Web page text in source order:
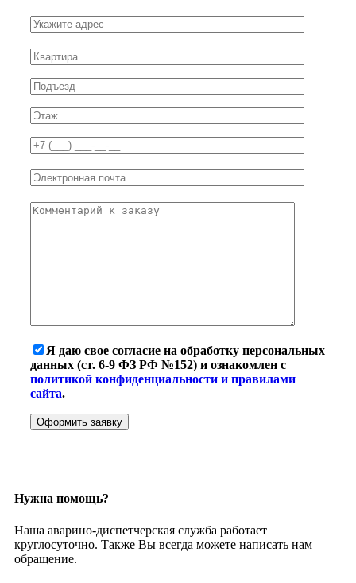
Я даю свое согласие на обработку персональных
данных (ст. 6-9 ФЗ РФ №152) и ознакомлен с
политикой конфиденциальности и правилами
сайта.
Нужна помощь?
Наша аварино-диспетчерская служба работает
круглосуточно. Также Вы всегда можете написать нам
обращение.